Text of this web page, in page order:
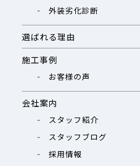
外装劣化診断
選ばれる理由
施工事例
お客様の声
会社案内
スタッフ紹介
スタッフブログ
採用情報